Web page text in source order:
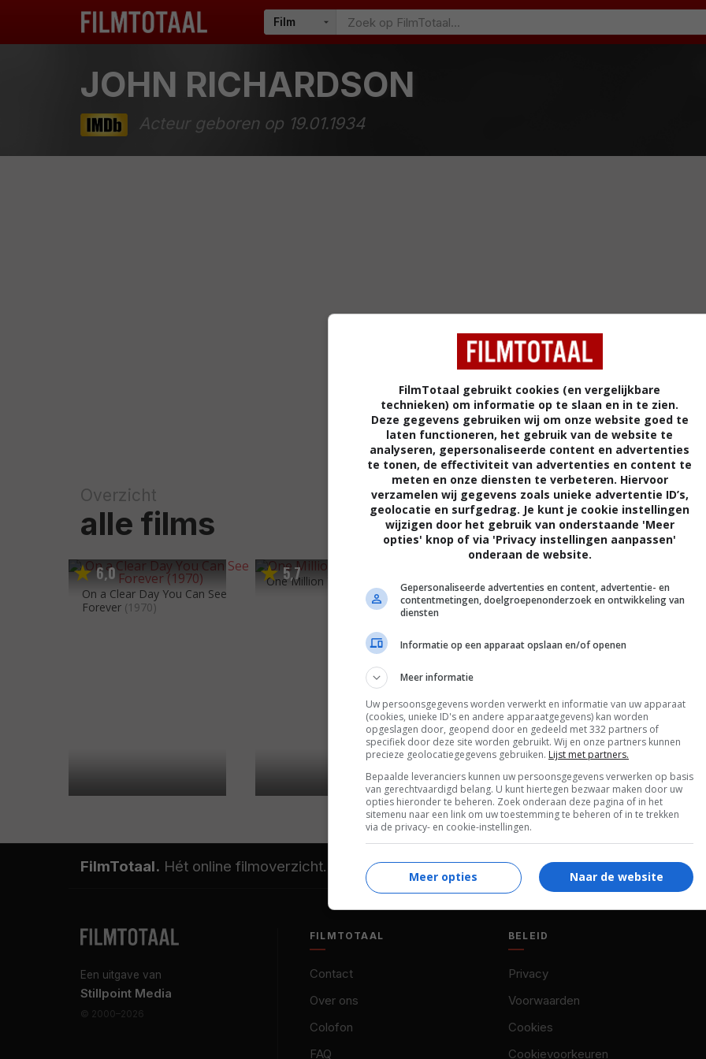
JOHN RICHARDSON
Acteur geboren op 19.01.1934
Overzicht
alle films
6,0
On a Clear Day You Can See
Forever (1970)
5,7
One Million Years B.C. (1966) She (1965) Black Sunday
FilmTotaal. Hét online filmoverzicht.
Een uitgave van
Stillpoint Media
© 2000–2026
FILMTOTAAL
Contact
Over ons
Colofon
FAQ
BELEID
Privacy
Voorwaarden
Cookies
Cookievoorkeuren
FilmTotaal gebruikt cookies (en vergelijkbare
technieken) om informatie op te slaan en in te zien.
Deze gegevens gebruiken wij om onze website goed te
laten functioneren, het gebruik van de website te
analyseren, gepersonaliseerde content en advertenties
te tonen, de effectiviteit van advertenties en content te
meten en onze diensten te verbeteren. Hiervoor
verzamelen wij gegevens zoals unieke advertentie ID’s,
geolocatie en surfgedrag. Je kunt je cookie instellingen
wijzigen door het gebruik van onderstaande 'Meer
opties' knop of via 'Privacy instellingen aanpassen'
onderaan de website.
Gepersonaliseerde advertenties en content, advertentie- en
contentmetingen, doelgroepenonderzoek en ontwikkeling van
diensten
Informatie op een apparaat opslaan en/of openen
Meer informatie
Uw persoonsgegevens worden verwerkt en informatie van uw apparaat
(cookies, unieke ID's en andere apparaatgegevens) kan worden
opgeslagen door, geopend door en gedeeld met 332 partners of
specifiek door deze site worden gebruikt. Wij en onze partners kunnen
precieze geolocatiegegevens gebruiken. Lijst met partners.
Bepaalde leveranciers kunnen uw persoonsgegevens verwerken op basis
van gerechtvaardigd belang. U kunt hiertegen bezwaar maken door uw
opties hieronder te beheren. Zoek onderaan deze pagina of in het
sitemenu naar een link om uw toestemming te beheren of in te trekken
via de privacy- en cookie-instellingen.
Naar de website
Meer opties